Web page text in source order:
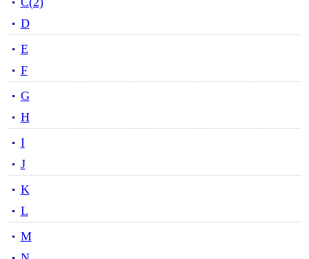
D
E
F
G
H
I
J
K
L
M